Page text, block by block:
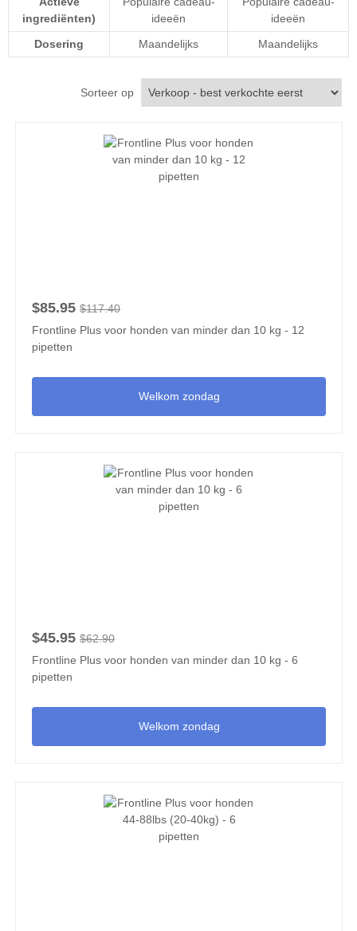
ingrediënten)
ideeën
ideeën
Dosering
Maandelijks Maandelijks
Sorteer op
$85.95 $117.40
Frontline Plus voor honden van minder dan 10 kg - 12
pipetten
Welkom zondag
$45.95 $62.90
Frontline Plus voor honden van minder dan 10 kg - 6
pipetten
Welkom zondag